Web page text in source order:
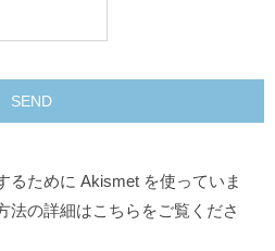
るために Akismet を使っていま
法の詳細はこちらをご覧くださ